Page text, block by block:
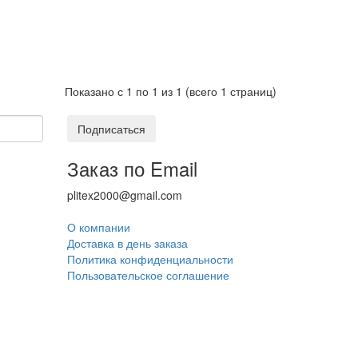
Показано с 1 по 1 из 1 (всего 1 страниц)
Подписаться
Заказ по Email
plitex2000@gmail.com
О компании
Доставка в день заказа
Политика конфиденциальности
Пользовательское соглашение